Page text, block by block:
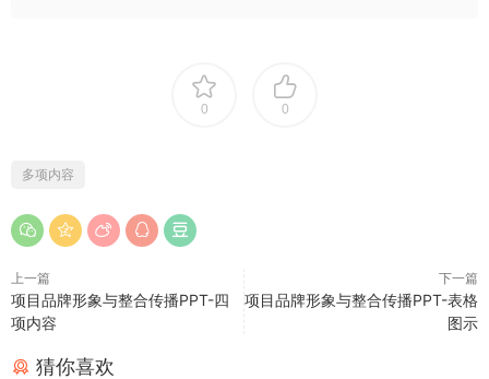
0 0
多项内容
上一篇
项目品牌形象与整合传播PPT-四
项内容
下一篇
项目品牌形象与整合传播PPT-表格
图示
猜你喜欢